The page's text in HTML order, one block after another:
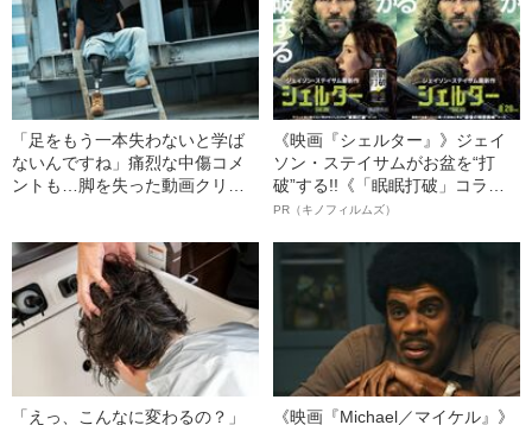
「足をもう一本失わないと学ば
ないんですね」痛烈な中傷コメ
ントも…脚を失った動画クリエ
《映画『シェルター』》ジェイ
ソン・ステイサムがお盆を“打
破”する!!《「眠眠打破」コラ
ボ》
PR（キノフィルムズ）
「えっ、こんなに変わるの？」
《映画『Michael／マイケル』》